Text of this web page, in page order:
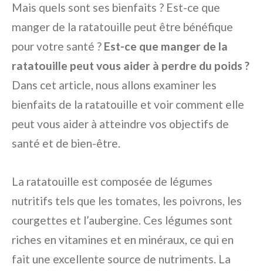
Mais quels sont ses bienfaits ? Est-ce que
manger de la ratatouille peut être bénéfique
pour votre santé ? Est-ce que manger de la
ratatouille peut vous aider à perdre du poids ?
Dans cet article, nous allons examiner les
bienfaits de la ratatouille et voir comment elle
peut vous aider à atteindre vos objectifs de
santé et de bien-être.
La ratatouille est composée de légumes
nutritifs tels que les tomates, les poivrons, les
courgettes et l’aubergine. Ces légumes sont
riches en vitamines et en minéraux, ce qui en
fait une excellente source de nutriments. La